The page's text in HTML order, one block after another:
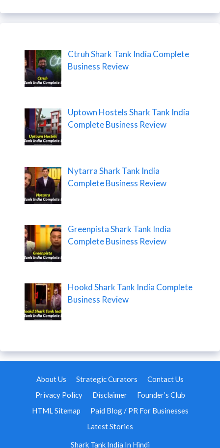
Ctruh Shark Tank India Complete
Business Review
Uptown Hostels Shark Tank India
Complete Business Review
Nytarra Shark Tank India
Complete Business Review
Greenpista Shark Tank India
Complete Business Review
Hookd Shark Tank India Complete
Business Review
About Us Strategic Curators
Contact Us
Privacy Policy
Disclaimer
Founder’s Club
HTML Sitemap
Paid Blog / PR For Businesses
Latest Stories
Shark Tank India In Hindi